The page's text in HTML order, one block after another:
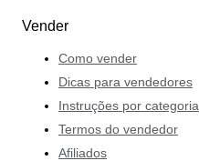
Vender
Como vender
Dicas para vendedores
Instruções por categoria
Termos do vendedor
Afiliados